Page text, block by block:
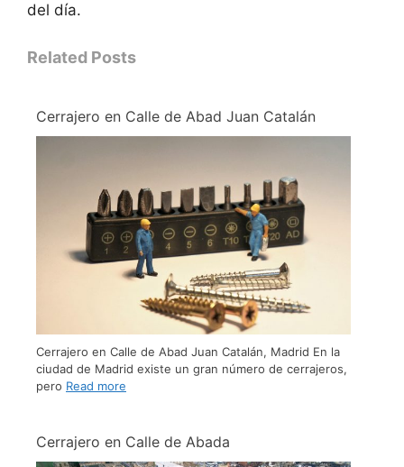
del día.
Related Posts
Cerrajero en Calle de Abad Juan Catalán
Cerrajero en Calle de Abad Juan Catalán, Madrid En la
ciudad de Madrid existe un gran número de cerrajeros,
pero Read more
Cerrajero en Calle de Abada